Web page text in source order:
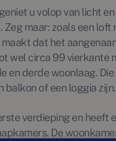
u volop van licht
maar: zoals een loft
dat het
wel circa 99 vierkante
en derde woonlaag.
balkon of een loggia zijn.
verdieping en heeft
De